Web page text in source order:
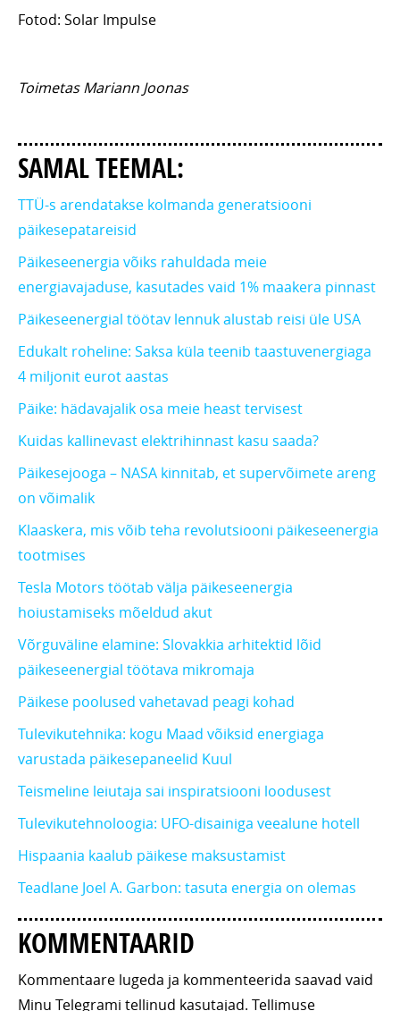
Fotod: Solar Impulse
Toimetas Mariann Joonas
SAMAL TEEMAL:
TTÜ-s arendatakse kolmanda generatsiooni
päikesepatareisid
Päikeseenergia võiks rahuldada meie
energiavajaduse, kasutades vaid 1% maakera pinnast
Päikeseenergial töötav lennuk alustab reisi üle USA
Edukalt roheline: Saksa küla teenib taastuvenergiaga
4 miljonit eurot aastas
Päike: hädavajalik osa meie heast tervisest
Kuidas kallinevast elektrihinnast kasu saada?
Päikesejooga – NASA kinnitab, et supervõimete areng
on võimalik
Klaaskera, mis võib teha revolutsiooni päikeseenergia
tootmises
Tesla Motors töötab välja päikeseenergia
hoiustamiseks mõeldud akut
Võrguväline elamine: Slovakkia arhitektid lõid
päikeseenergial töötava mikromaja
Päikese poolused vahetavad peagi kohad
Tulevikutehnika: kogu Maad võiksid energiaga
varustada päikesepaneelid Kuul
Teismeline leiutaja sai inspiratsiooni loodusest
Tulevikutehnoloogia: UFO-disainiga veealune hotell
Hispaania kaalub päikese maksustamist
Teadlane Joel A. Garbon: tasuta energia on olemas
KOMMENTAARID
Kommentaare lugeda ja kommenteerida saavad vaid
Minu Telegrami tellinud kasutajad. Tellimuse